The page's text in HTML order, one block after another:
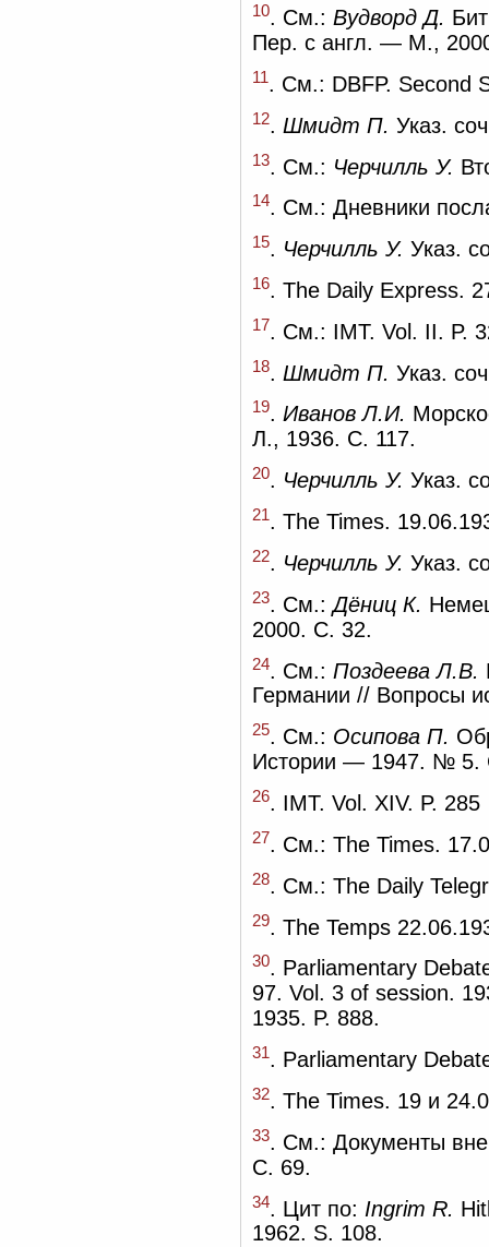
10. См.: Вудворд Д.
Пер. с англ. — М.,
11. См.: DBFP. Second
12. Шмидт П. Указ.
13 . См.: Черчилль У.
14. См.: Дневники
15. Черчилль У. Указ.
16. The Daily Express.
17. См.: IMT. Vol. II. P.
18. Шмидт П. Указ.
19. Иванов Л.И.
Л., 1936. С. 117.
20. Черчилль У. Указ.
21. The Times.
22. Черчилль У. Указ.
23. См.:Дёниц К.
2000. С. 32.
24 . См.: Поздеева Л.В.
Германии // Вопросы
25. См.: Осипова П.
Истории — 1947. № 5.
26. IMT. Vol. XIV. P. 285
27. См.: The Times.
28. См.: The Daily
29 . The Temps
30. Parliamentary
97. Vol. 3 of session.
1935. P. 888.
31. Parliamentary
32. The Times. 19 и
33. См.: Документы
С. 69.
34. Цит по: Ingrim R.
1962. S. 108.